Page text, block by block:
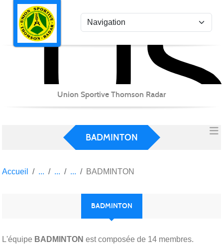
Union Sportive Thomson Radar
BADMINTON
Accueil BADMINTON
BADMINTON
L'équipe BADMINTON est composée de 14 membres.
Panneau de gestion des cookies